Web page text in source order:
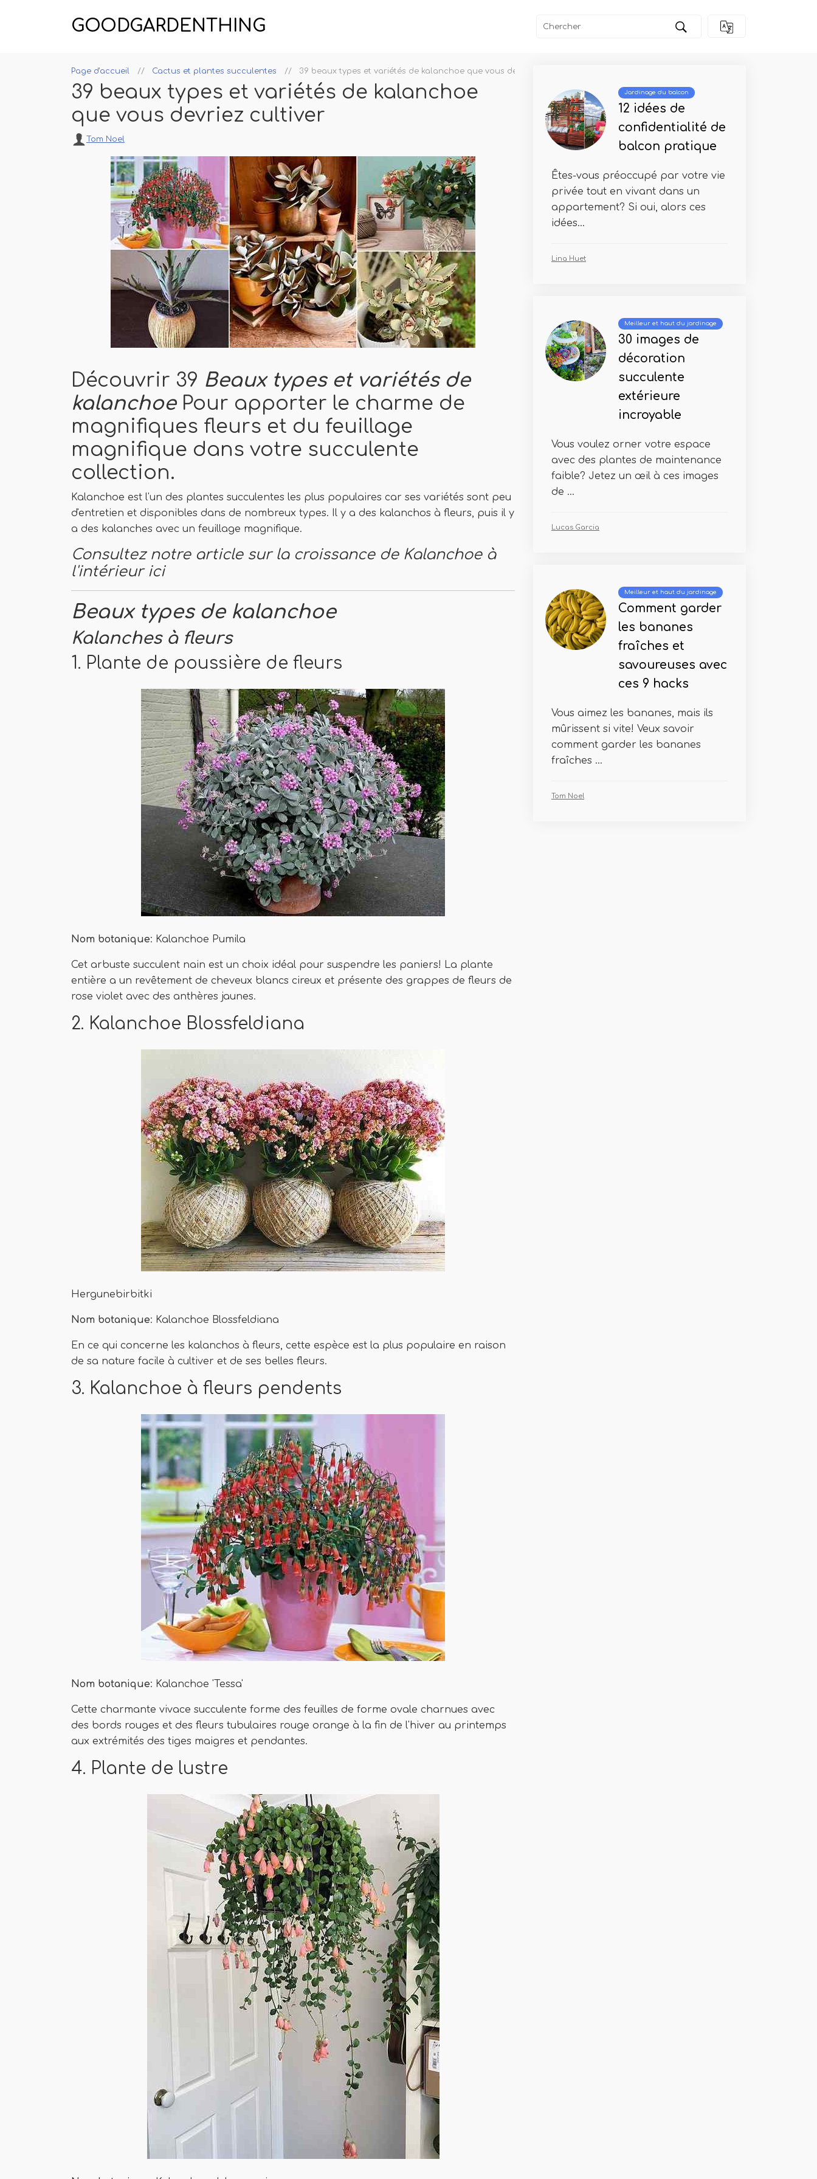
GOODGARDENTHING
Page d'accueil Cactus et plantes succulentes 39 beaux types et variétés de kalanchoe que vous devriez cultiver
39 beaux types et variétés de kalanchoe
que vous devriez cultiver
Tom Noel
Découvrir 39 Beaux types et variétés de
kalanchoePour apporter le charme de
magnifiques fleurs et du feuillage
magnifique dans votre succulente
collection.
Kalanchoe est l'un des plantes succulentes les plus populaires car ses variétés sont peu
d'entretien et disponibles dans de nombreux types. Il y a des kalanchos à fleurs, puis il y
a des kalanches avec un feuillage magnifique.
Consultez notre article sur la croissance de Kalanchoe à
l'intérieur ici
Beaux types de kalanchoe
Kalanches à fleurs
1. Plante de poussière de fleurs
Nom botanique: Kalanchoe Pumila
Cet arbuste succulent nain est un choix idéal pour suspendre les paniers! La plante
entière a un revêtement de cheveux blancs cireux et présente des grappes de fleurs de
rose violet avec des anthères jaunes.
2. Kalanchoe Blossfeldiana
Hergunebirbitki
Nom botanique: Kalanchoe Blossfeldiana
En ce qui concerne les kalanchos à fleurs, cette espèce est la plus populaire en raison
de sa nature facile à cultiver et de ses belles fleurs.
3. Kalanchoe à fleurs pendents
Nom botanique: Kalanchoe 'Tessa'
Cette charmante vivace succulente forme des feuilles de forme ovale charnues avec
des bords rouges et des fleurs tubulaires rouge orange à la fin de l'hiver au printemps
aux extrémités des tiges maigres et pendantes.
4. Plante de lustre
Jardinage du balcon
12 idées de
confidentialité de
balcon pratique
Êtes-vous préoccupé par votre vie
privée tout en vivant dans un
appartement? Si oui, alors ces
idées...
Lina Huet
Meilleur et haut du jardinage
30 images de
décoration
succulente
extérieure
incroyable
Vous voulez orner votre espace
avec des plantes de maintenance
faible? Jetez un œil à ces images
de ...
Lucas Garcia
Meilleur et haut du jardinage
Comment garder
les bananes
fraîches et
savoureuses avec
ces 9 hacks
Vous aimez les bananes, mais ils
mûrissent si vite! Veux savoir
comment garder les bananes
fraîches ...
Tom Noel